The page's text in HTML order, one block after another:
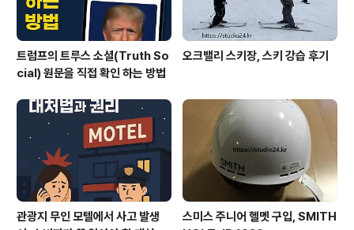
트럼프의 트루스 소셜(Truth So
cial) 원문을 직접 확인 하는 방법
오크밸리 스키장, 스키 강습 후기
관광지 무인 모텔에서 사고 발생
스미스 주니어 헬멧 구입, SMITH